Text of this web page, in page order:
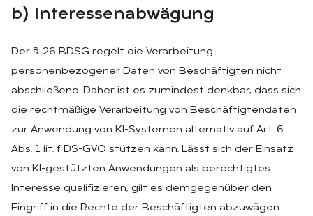
b) In­ter­es­sen­ab­wä­gung
Der § 26 BDSG regelt die Verarbeitung
personenbezogener Daten von Beschäftigten nicht
abschließend. Daher ist es zumindest denkbar, dass sich
die rechtmäßige Verarbeitung von Beschäftigtendaten
zur Anwendung von KI-Systemen alternativ auf Art. 6
Abs. 1 lit. f DS-GVO stützen kann. Lässt sich der Einsatz
von KI-gestützten Anwendungen als berechtigtes
Interesse qualifizieren, gilt es demgegenüber den
Eingriff in die Rechte der Beschäftigten abzuwägen.